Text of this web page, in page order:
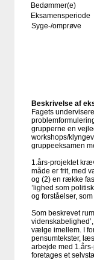
Bedømmer(e)
Eksamensperiode
Syge-/omprøve
Beskrivelse af
Fagets
grupperne en
workshops/
gruppeeksamen
1.års-projektet
måde er frit, med
og (2) en række
’lighed som
og forståelser,
Som beskrevet
vælge imellem. I
pensumtekster,
arbejde med
foretages et